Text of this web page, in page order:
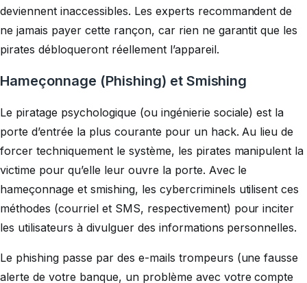
deviennent inaccessibles. Les experts recommandent de
ne jamais payer cette rançon, car rien ne garantit que les
pirates débloqueront réellement l’appareil.
Hameçonnage (Phishing) et Smishing
Le piratage psychologique (ou ingénierie sociale) est la
porte d’entrée la plus courante pour un hack. Au lieu de
forcer techniquement le système, les pirates manipulent la
victime pour qu’elle leur ouvre la porte. Avec le
hameçonnage et smishing, les cybercriminels utilisent ces
méthodes (courriel et SMS, respectivement) pour inciter
les utilisateurs à divulguer des informations personnelles.
Le phishing passe par des e-mails trompeurs (une fausse
alerte de votre banque, un problème avec votre compte